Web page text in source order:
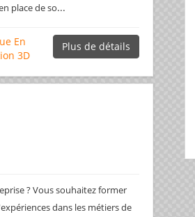
place de so...
Plus de détails
En
3D
? Vous souhaitez former
dans les métiers de